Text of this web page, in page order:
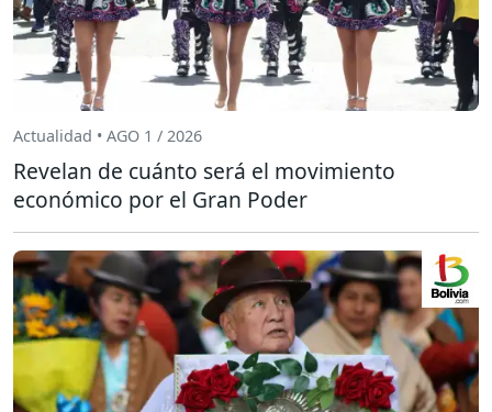
Actualidad • AGO 1 / 2026
Revelan de cuánto será el movimiento
económico por el Gran Poder